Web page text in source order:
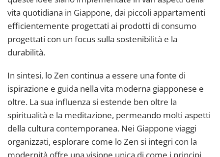
vita quotidiana in Giappone, dai piccoli appartamenti
efficientemente progettati ai prodotti di consumo
progettati con un focus sulla sostenibilità e la
durabilità.
In sintesi, lo Zen continua a essere una fonte di
ispirazione e guida nella vita moderna giapponese e
oltre. La sua influenza si estende ben oltre la
spiritualità e la meditazione, permeando molti aspetti
della cultura contemporanea. Nei Giappone viaggi
organizzati, esplorare come lo Zen si integri con la
modernità offre una visione unica di come i principi